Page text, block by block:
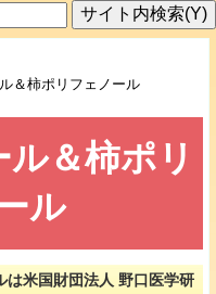
＆柿ポリフェノール
＆柿ポリ
ル
は米国財団法人 野口医学研